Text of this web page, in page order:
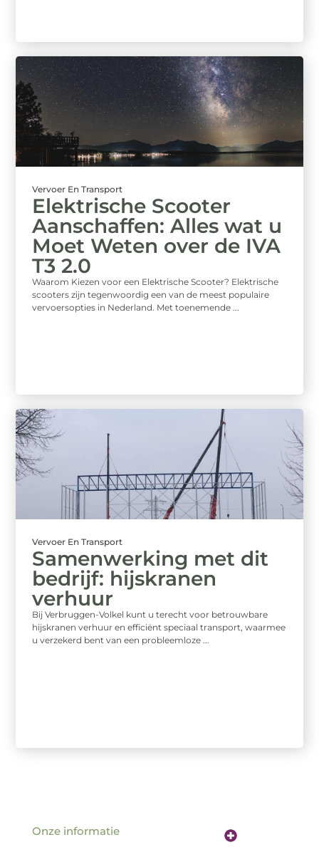
Vervoer En Transport
Elektrische Scooter
Aanschaffen: Alles wat u
Moet Weten over de IVA
T3 2.0
Waarom Kiezen voor een Elektrische Scooter? Elektrische
scooters zijn tegenwoordig een van de meest populaire
vervoersopties in Nederland. Met toenemende ...
Vervoer En Transport
Samenwerking met dit
bedrijf: hijskranen
verhuur
Bij Verbruggen-Volkel kunt u terecht voor betrouwbare
hijskranen verhuur en efficiënt speciaal transport, waarmee
u verzekerd bent van een probleemloze ...
Onze informatie